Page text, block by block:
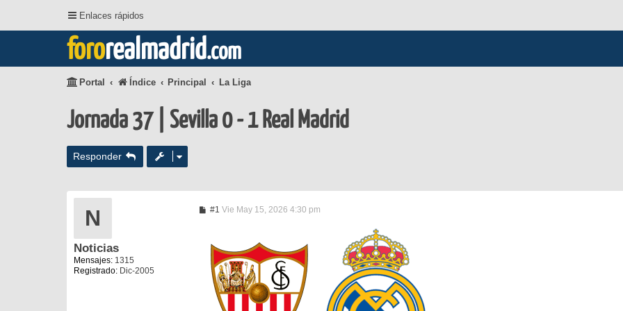
Enlaces rápidos
fororealmadrid.com
Portal Índice Principal La Liga
Jornada 37 | Sevilla 0 - 1 Real Madrid
Responder
N
Noticias
Mensajes: 1315
Registrado: Dic-2005
#1 M
a
e
Vie May 15, 2026 4:30 pm